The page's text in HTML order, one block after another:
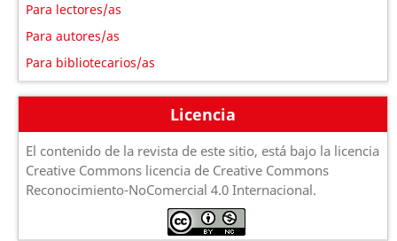
Para lectores/as
Para autores/as
Para bibliotecarios/as
Licencia
El contenido de la revista de este sitio, está bajo la licencia
Creative Commons licencia de Creative Commons
Reconocimiento-NoComercial 4.0 Internacional.